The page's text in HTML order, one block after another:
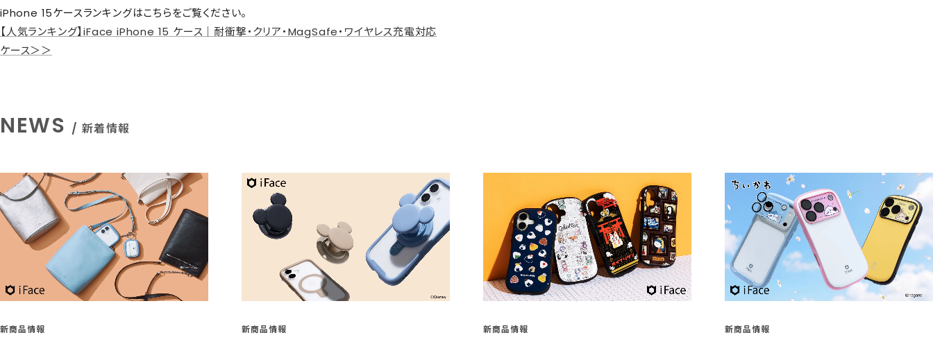
iPhone 15ケースランキングはこちらをご覧ください。
【人気ランキング】iFace iPhone 15 ケース｜耐衝撃・クリア・MagSafe・ワイヤレス充電対応
ケース＞＞
NEWS / 新着情報
新商品情報 新商品情報 新商品情報 新商品情報